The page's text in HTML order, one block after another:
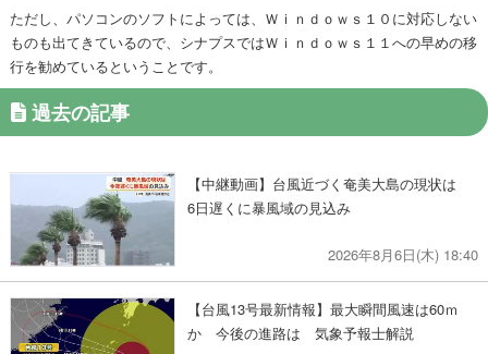
ただし、パソコンのソフトによっては、Ｗｉｎｄｏｗｓ１０に対応しない
ものも出てきているので、シナプスではＷｉｎｄｏｗｓ１１への早めの移
行を勧めているということです。
過去の記事
【中継動画】台風近づく奄美大島の現状は
6日遅くに暴風域の見込み
2026年8月6日(木) 18:40
【台風13号最新情報】最大瞬間風速は60ｍ
か 今後の進路は 気象予報士解説